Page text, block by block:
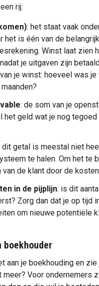
rij:
: het staat vaak
het is één van de
Winst laat zien
je uitgaven zijn
je winst: hoeveel was
: de som van je
het geld wat je nog tegoed
dit getal is meestal niet
te halen. Om het te
de klant door de
in de pijplijn: is dit
Zorg dan dat je op tijd
om nieuwe potentiële
boekhouder
aan je boekhouding en
meer? Voor ondernemers